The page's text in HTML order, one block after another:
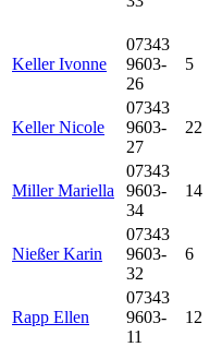
Keller Ivonne
07343
9603-
26
5
Keller Nicole
07343
9603-
27
22
Miller Mariella
07343
9603-
34
14
Nießer Karin
07343
9603-
32
6
Rapp Ellen
07343
9603-
11
12